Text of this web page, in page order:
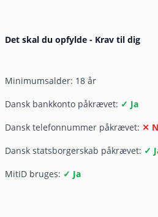
Det skal du opfylde - Krav til dig
Minimumsalder: 18 år
Dansk bankkonto påkrævet: ✓ Ja
Dansk telefonnummer påkrævet: ✕
Dansk statsborgerskab påkrævet: ✓
MitID bruges: ✓ Ja